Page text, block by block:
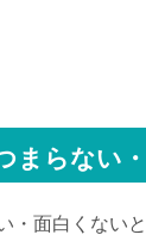
まらない
・面白くない